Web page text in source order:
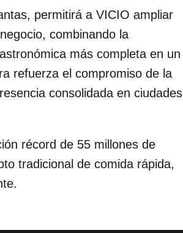
permitirá a VICIO ampliar
combinando la
más completa en un
refuerza el compromiso de la
consolidada en ciudades
récord de 55 millones de
tradicional de comida rápida,